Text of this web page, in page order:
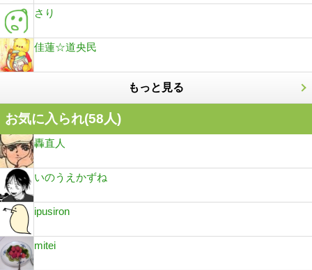
さり
佳蓮☆道央民
もっと見る
お気に入られ(58人)
轟直人
いのうえかずね
ipusiron
mitei